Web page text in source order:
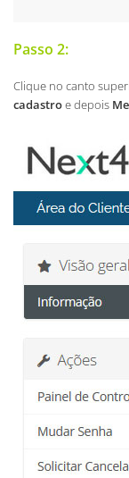
Passo 2:
Clique no canto
cadastroe depois